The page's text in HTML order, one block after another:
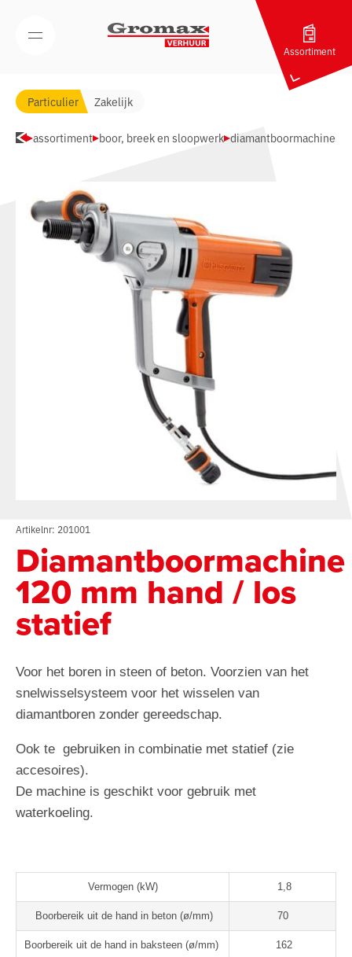
Open/Sluit mobiel menu
Assortiment
Particulier Zakelijk
assortiment boor, breek en sloopwerk diamantboormachines
Artikelnr: 201001
Diamantboormachine
120 mm hand / los
statief
Voor het boren in steen of beton. Voorzien van het
snelwisselsysteem voor het wisselen van
diamantboren zonder gereedschap.
Ook te gebruiken in combinatie met statief (zie
accesoires).
De machine is geschikt voor gebruik met
waterkoeling.
Vermogen (kW) 1,8
Boorbereik uit de hand in beton (ø/mm) 70
Boorbereik uit de hand in baksteen (ø/mm) 162